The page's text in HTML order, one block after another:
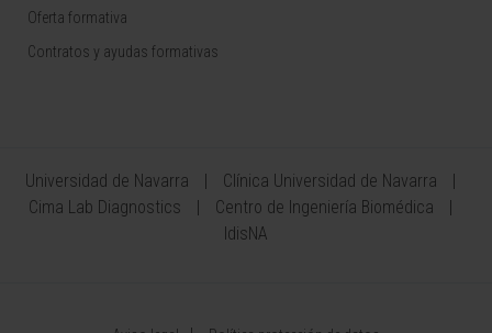
Oferta formativa
Contratos y ayudas formativas
Universidad de Navarra
Clínica Universidad de Navarra
Cima Lab Diagnostics
Centro de Ingeniería Biomédica
IdisNA